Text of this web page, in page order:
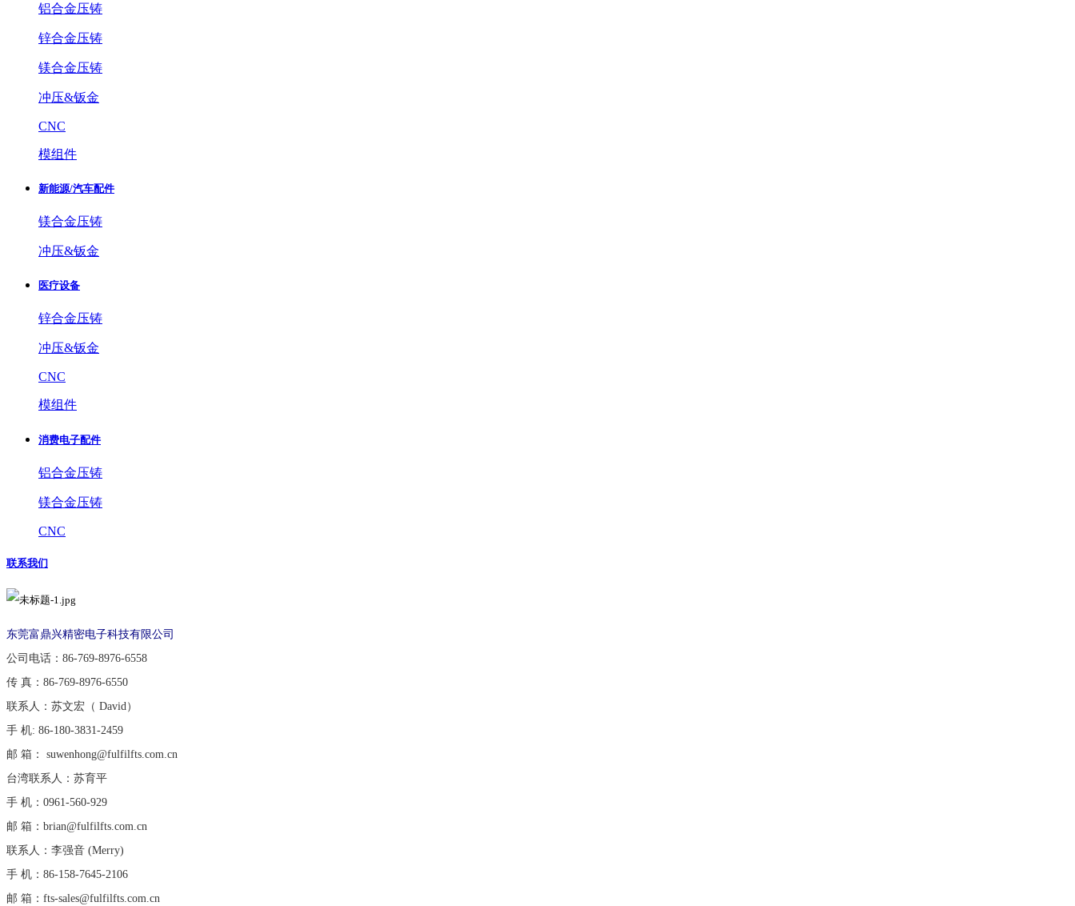
铝合金压铸
锌合金压铸
镁合金压铸
冲压&钣金
CNC
模组件
新能源/汽车配件
镁合金压铸
冲压&钣金
医疗设备
锌合金压铸
冲压&钣金
CNC
模组件
消费电子配件
铝合金压铸
镁合金压铸
CNC
联系我们
东莞富鼎兴精密电子科技有限公司
公司电话：86-769-8976-6558
传 真：86-769-8976-6550
联系人：苏文宏（ David）
手 机: 86-180-3831-2459
邮 箱： suwenhong@fulfilfts.com.cn
台湾联系人：苏育平
手 机：0961-560-929
邮 箱：brian@fulfilfts.com.cn
联系人：李强音 (Merry)
手 机：86-158-7645-2106
邮 箱：fts-sales@fulfilfts.com.cn